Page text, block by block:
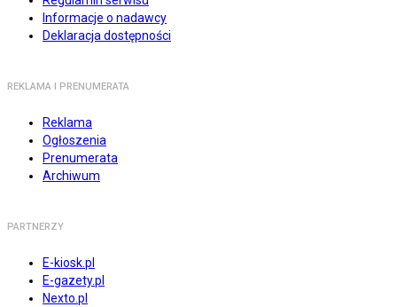
Informacje o nadawcy
Deklaracja dostępności
REKLAMA I PRENUMERATA
Reklama
Ogłoszenia
Prenumerata
Archiwum
PARTNERZY
E-kiosk.pl
E-gazety.pl
Nexto.pl